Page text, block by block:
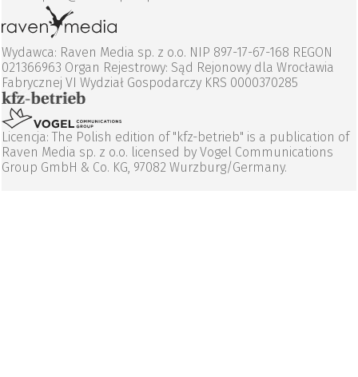
Wydawca: Raven Media sp. z o.o. NIP 897-17-67-168 REGON
021366963 Organ Rejestrowy: Sąd Rejonowy dla Wrocławia
Fabrycznej VI Wydział Gospodarczy KRS 0000370285
Licencja: The Polish edition of "kfz-betrieb" is a publication of
Raven Media sp. z o.o. licensed by Vogel Communications
Group GmbH & Co. KG, 97082 Wurzburg/Germany.